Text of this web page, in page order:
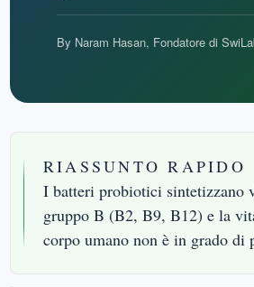
By Naram Hasan, Fondatore di
RIASSUNTO RAPIDO
I batteri probiotici sintetizzano
gruppo B (B2, B9, B12) e la
corpo umano non è in grado di